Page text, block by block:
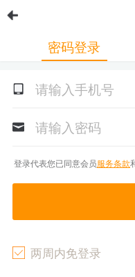
密码登录
登录代表您已同意会员服务条款
两周内免登录